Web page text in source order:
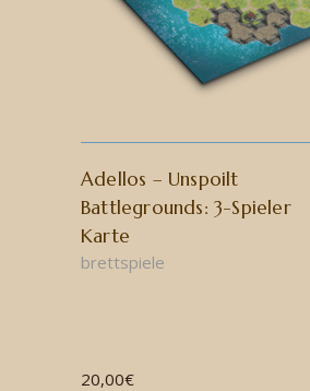
Adellos – Unspoilt
Battlegrounds: 3-Spieler
Karte
brettspiele
20,00€